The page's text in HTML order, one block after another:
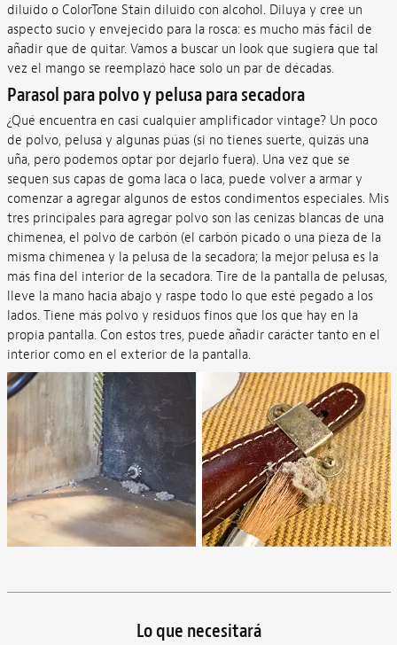
diluido o ColorTone Stain diluido con alcohol. Diluya y cree un
aspecto sucio y envejecido para la rosca: es mucho más fácil de
añadir que de quitar. Vamos a buscar un look que sugiera que tal
vez el mango se reemplazó hace solo un par de décadas.
Parasol para polvo y pelusa para secadora
¿Qué encuentra en casi cualquier amplificador vintage? Un poco
de polvo, pelusa y algunas púas (si no tienes suerte, quizás una
uña, pero podemos optar por dejarlo fuera). Una vez que se
sequen sus capas de goma laca o laca, puede volver a armar y
comenzar a agregar algunos de estos condimentos especiales. Mis
tres principales para agregar polvo son las cenizas blancas de una
chimenea, el polvo de carbón (el carbón picado o una pieza de la
misma chimenea y la pelusa de la secadora; la mejor pelusa es la
más fina del interior de la secadora. Tire de la pantalla de pelusas,
lleve la mano hacia abajo y raspe todo lo que esté pegado a los
lados. Tiene más polvo y residuos finos que los que hay en la
propia pantalla. Con estos tres, puede añadir carácter tanto en el
interior como en el exterior de la pantalla.
Lo que necesitará